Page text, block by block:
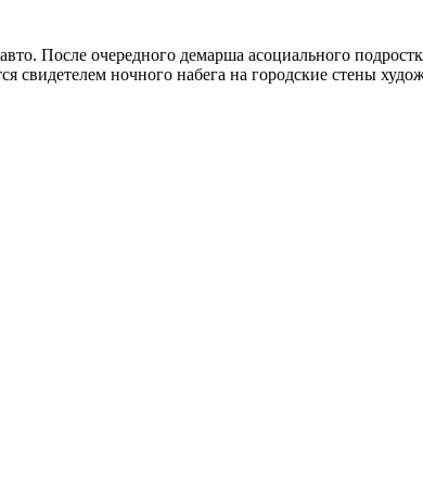
После очередного демарша асоциального
свидетелем ночного набега на городские стены